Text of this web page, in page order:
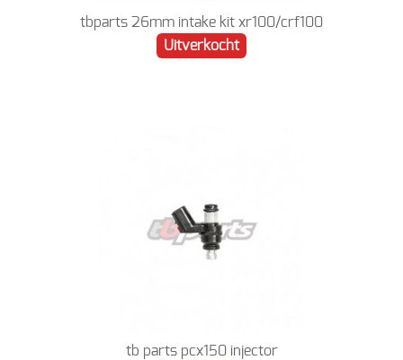
tbparts 26mm intake kit xr100/crf100
Uitverkocht
tb parts pcx150 injector